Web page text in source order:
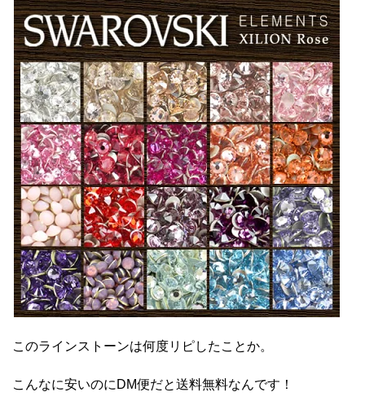
このラインストーンは何度リピしたことか。
こんなに安いのにDM便だと送料無料なんです！